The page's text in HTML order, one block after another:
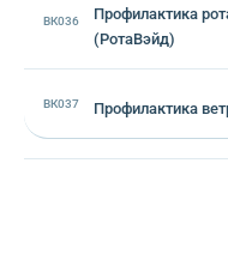
ВК036
Профилактика
(РотаВэйд)
ВК037 Профилактика